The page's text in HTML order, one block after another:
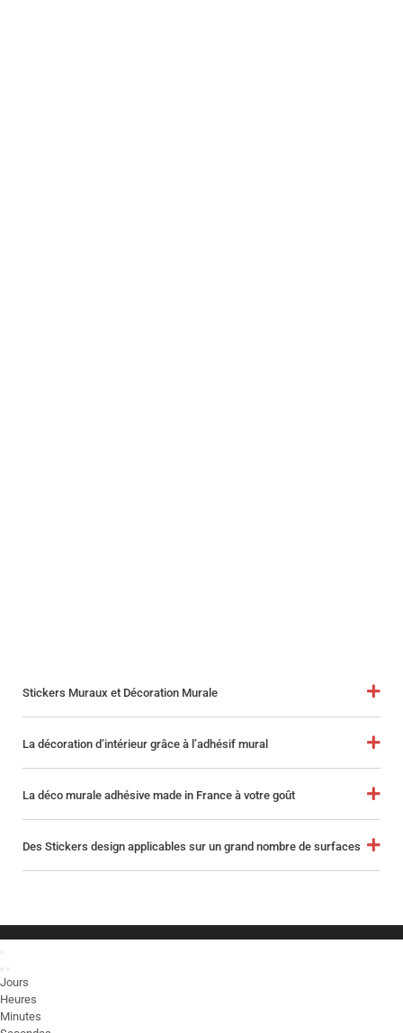
Stickers Muraux et Décoration Murale
La décoration d’intérieur grâce à l’adhésif mural
La déco murale adhésive made in France à votre goût
Des Stickers design applicables sur un grand nombre de surfaces
Jours
Heures
Minutes